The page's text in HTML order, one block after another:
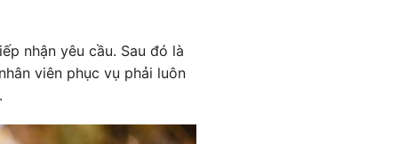
nhận yêu cầu. Sau đó là
viên phục vụ phải luôn